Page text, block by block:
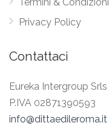
Privacy Policy
Contattaci
Eureka Intergroup Srls
P.IVA 02871390593
info@dittaedileroma.it